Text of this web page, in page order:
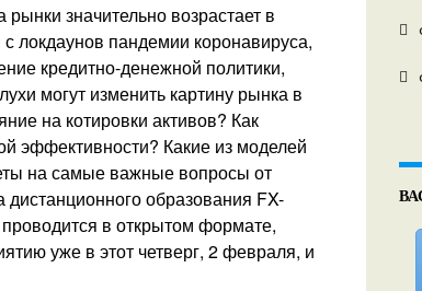
значительно возрастает в
локдаунов пандемии коронавируса,
кредитно-денежной политики,
могут изменить картину рынка в
на котировки активов? Как
эффективности? Какие из моделей
на самые важные вопросы от
образования FX-
в открытом формате,
уже в этот четверг, 2 февраля, и